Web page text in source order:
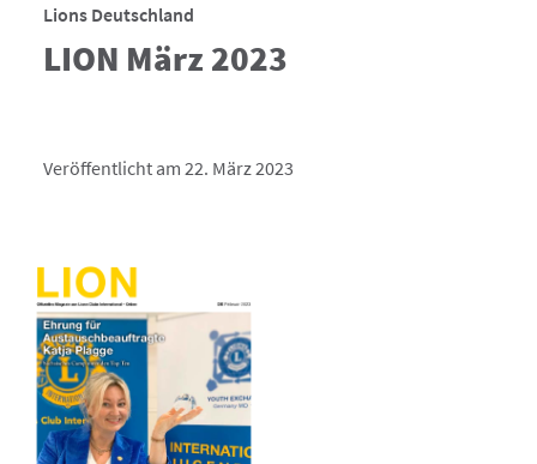
Lions Deutschland
LION März 2023
Veröffentlicht am 22. März 2023